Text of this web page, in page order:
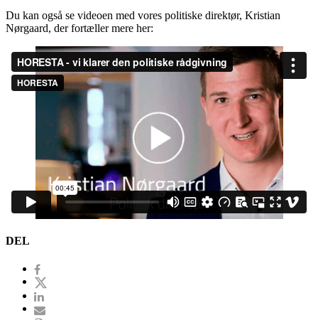
Du kan også se videoen med vores politiske direktør, Kristian
Nørgaard, der fortæller mere her:
DEL